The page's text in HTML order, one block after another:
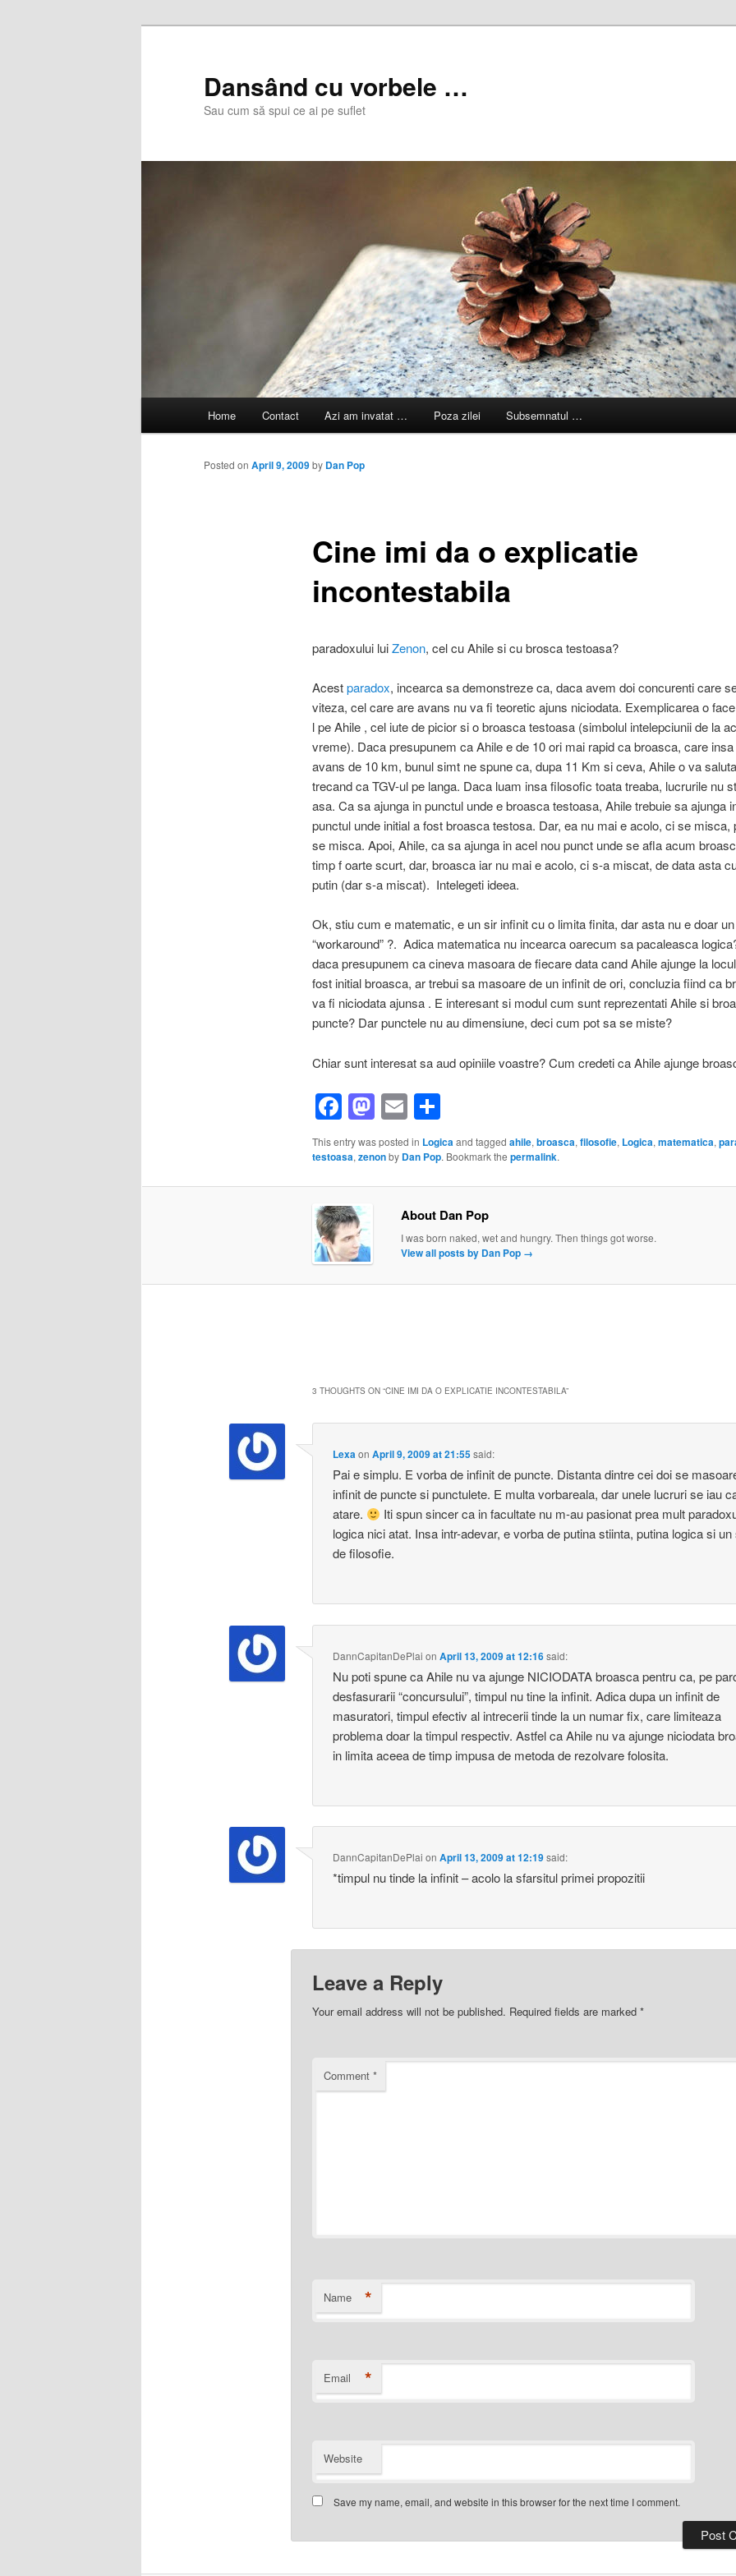
Dansând cu vorbele …
Sau cum să spui ce ai pe suflet
Home Contact Azi am invatat … Poza zilei Subsemnatul …
Cine imi da o explicatie
incontestabila
Posted on April 9, 2009by Dan Pop
paradoxului luiZenon, cel cu Ahile si cu brosca testoasa?
Acestparadox, incearca sa demonstreze ca, daca avem doi concurenti care
viteza, cel care are avans nu va fi teoretic ajuns niciodata. Exemplicarea o
l pe Ahile , cel iute de picior si o broasca testoasa (simbolul intelepciunii de la
vreme). Daca presupunem ca Ahile e de 10 ori mai rapid ca broasca, care
avans de 10 km, bunul simt ne spune ca, dupa 11 Km si ceva, Ahile o va
trecand ca TGV-ul pe langa. Daca luam insa filosofic toata treaba, lucrurile nu
asa. Ca sa ajunga in punctul unde e broasca testoasa, Ahile trebuie sa ajunga
punctul unde initial a fost broasca testosa. Dar, ea nu mai e acolo, ci se misca,
se misca. Apoi, Ahile, ca sa ajunga in acel nou punct unde se afla acum
timp f oarte scurt, dar, broasca iar nu mai e acolo, ci s-a miscat, de data asta
putin (dar s-a miscat). Intelegeti ideea.
Ok, stiu cum e matematic, e un sir infinit cu o limita finita, dar asta nu e doar un
“workaround” ?. Adica matematica nu incearca oarecum sa pacaleasca
daca presupunem ca cineva masoara de fiecare data cand Ahile ajunge la
fost initial broasca, ar trebui sa masoare de un infinit de ori, concluzia fiind ca
va fi niciodata ajunsa . E interesant si modul cum sunt reprezentati Ahile si
puncte? Dar punctele nu au dimensiune, deci cum pot sa se miste?
Chiar sunt interesat sa aud opiniile voastre? Cum credeti ca Ahile ajunge
Facebook
Mastodon
EmailShare
This entry was posted in Logicaand tagged ahile, broasca, filosofie, Logica, matematica,
testoasa, zenonby Dan Pop. Bookmark the permalink.
About Dan Pop
I was born naked, wet and hungry. Then things got worse.
View all posts by Dan Pop →
3 THOUGHTS ON “CINE IMI DA O EXPLICATIE INCONTESTABILA”
LexaonApril 9, 2009 at 21:55said:
Pai e simplu. E vorba de infinit de puncte. Distanta dintre cei doi se
infinit de puncte si punctulete. E multa vorbareala, dar unele lucruri se iau
atare.
Iti spun sincer ca in facultate nu m-au pasionat prea mult
logica nici atat. Insa intr-adevar, e vorba de putina stiinta, putina logica si un
de filosofie.
DannCapitanDePlai onApril 13, 2009 at 12:16said:
Nu poti spune ca Ahile nu va ajunge NICIODATA broasca pentru ca, pe
desfasurarii “concursului”, timpul nu tine la infinit. Adica dupa un infinit de
masuratori, timpul efectiv al intrecerii tinde la un numar fix, care limiteaza
problema doar la timpul respectiv. Astfel ca Ahile nu va ajunge niciodata
in limita aceea de timp impusa de metoda de rezolvare folosita.
DannCapitanDePlai onApril 13, 2009 at 12:19said:
*timpul nu tinde la infinit – acolo la sfarsitul primei propozitii
Leave a Reply
Your email address will not be published. Required fields are marked *
Comment *
Name *
Email *
Website
Save my name, email, and website in this browser for the next time I comment.